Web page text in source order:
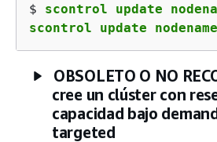
$ scontrol update
scontrol update
OBSOLETO O NO
cree un clúster con
capacidad bajo
targeted